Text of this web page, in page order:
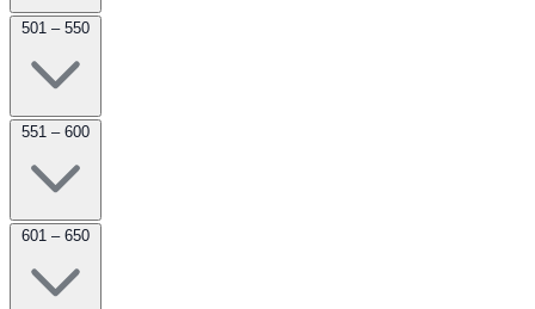
501 – 550
551 – 600
601 – 650